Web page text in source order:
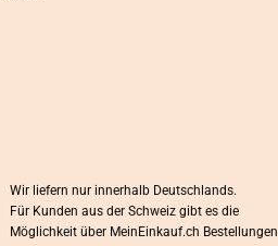
Wir liefern nur innerhalb Deutschlands.
Für Kunden aus der Schweiz gibt es die
Möglichkeit über MeinEinkauf.ch Bestellungen